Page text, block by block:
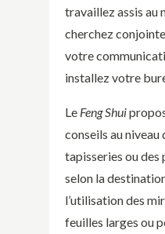
travaillez assis au
cherchez
votre
installez votre
Le Feng Shui
conseils au niveau
tapisseries ou des
selon la
l’utilisation des
feuilles larges ou